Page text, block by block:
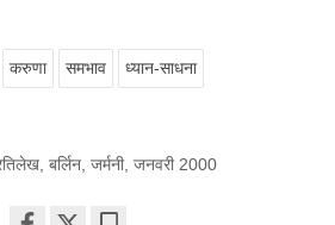
करुणा समभाव ध्यान-साधना
बर्लिन, जर्मनी, जनवरी 2000